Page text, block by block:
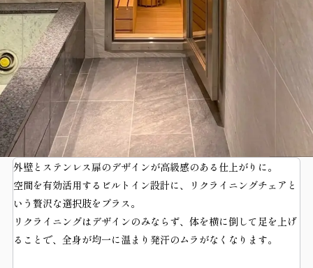
外壁とステンレス扉のデザインが高級感のある仕上がりに。
空間を有効活用するビルトイン設計に、リクライニングチェアと
いう贅沢な選択肢をプラス。
リクライニングはデザインのみならず、体を横に倒して足を上げ
ることで、全身が均一に温まり発汗のムラがなくなります。